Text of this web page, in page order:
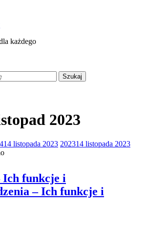
każdego
2023
14 listopada 2023 202314 listopada 2023
Ich funkcje i
– Ich funkcje i